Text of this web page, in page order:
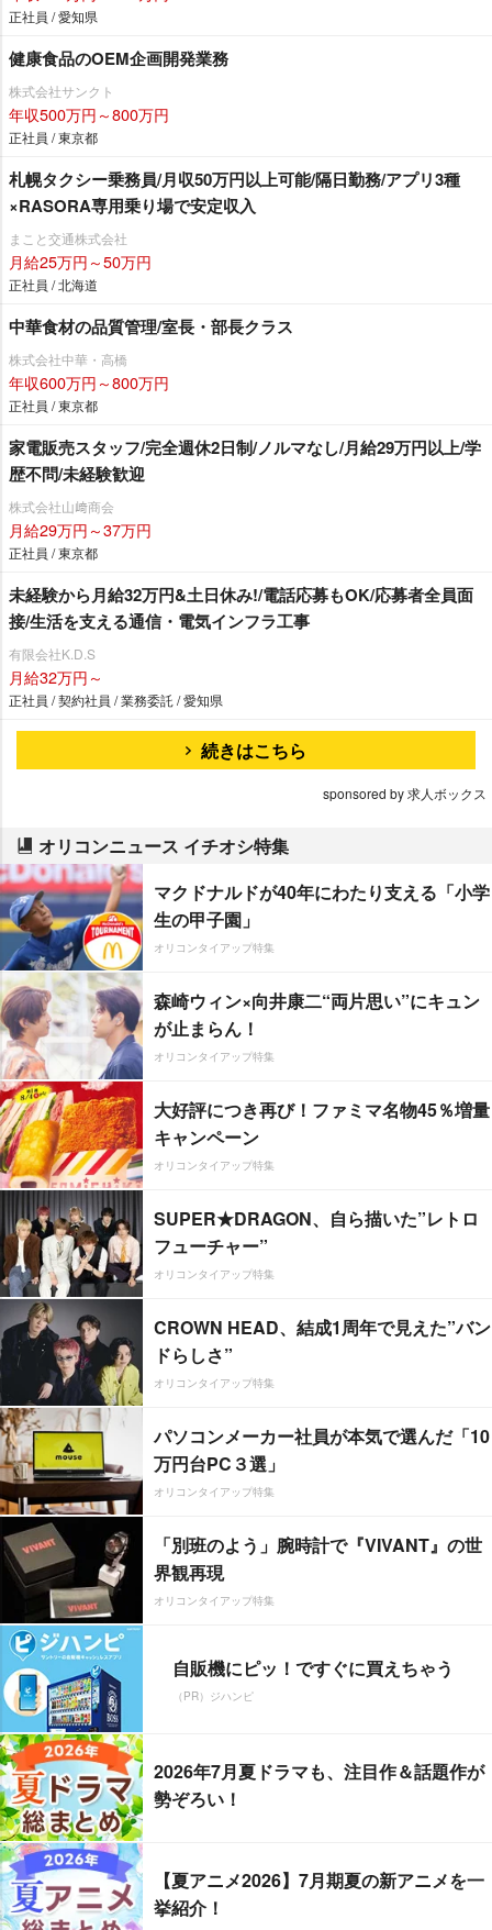
正社員 / 愛知県
健康食品のOEM企画開発業務
株式会社サンクト
年収500万円～800万円
正社員 / 東京都
札幌タクシー乗務員/月収50万円以上可能/隔日勤務/アプリ3種
×RASORA専用乗り場で安定収入
まこと交通株式会社
月給25万円～50万円
正社員 / 北海道
中華食材の品質管理/室長・部長クラス
株式会社中華・高橋
年収600万円～800万円
正社員 / 東京都
家電販売スタッフ/完全週休2日制/ノルマなし/月給29万円以上/学
歴不問/未経験歓迎
株式会社山﨑商会
月給29万円～37万円
正社員 / 東京都
未経験から月給32万円&土日休み!/電話応募もOK/応募者全員面
接/生活を支える通信・電気インフラ工事
有限会社K.D.S
月給32万円～
正社員 / 契約社員 / 業務委託 / 愛知県
続きはこちら
sponsored by 求人ボックス
オリコンニュース イチオシ特集
マクドナルドが40年にわたり支える「小学
生の甲子園」
オリコンタイアップ特集
森崎ウィン×向井康二“両片思い”にキュン
が止まらん！
オリコンタイアップ特集
大好評につき再び！ファミマ名物45％増量
キャンペーン
オリコンタイアップ特集
SUPER★DRAGON、自ら描いた”レトロ
フューチャー”
オリコンタイアップ特集
CROWN HEAD、結成1周年で見えた”バン
ドらしさ”
オリコンタイアップ特集
パソコンメーカー社員が本気で選んだ「10
万円台PC３選」
オリコンタイアップ特集
「別班のよう」腕時計で『VIVANT』の世
界観再現
オリコンタイアップ特集
自販機にピッ！ですぐに買えちゃう
（PR）ジハンピ
2026年7月夏ドラマも、注目作＆話題作が
勢ぞろい！
【夏アニメ2026】7月期夏の新アニメを一
挙紹介！